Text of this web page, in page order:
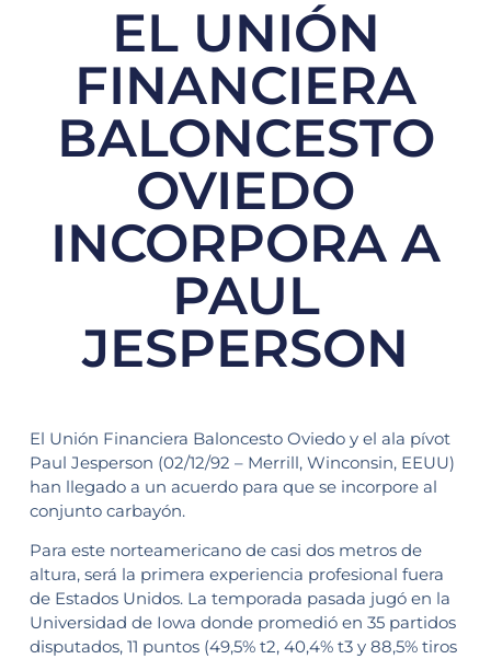
EL UNIÓN
FINANCIERA
BALONCESTO
OVIEDO
INCORPORA A
PAUL
JESPERSON
El Unión Financiera Baloncesto Oviedo y el ala pívot
Paul Jesperson (02/12/92 – Merrill, Winconsin, EEUU)
han llegado a un acuerdo para que se incorpore al
conjunto carbayón.
Para este norteamericano de casi dos metros de
altura, será la primera experiencia profesional fuera
de Estados Unidos. La temporada pasada jugó en la
Universidad de Iowa donde promedió en 35 partidos
disputados, 11 puntos (49,5% t2, 40,4% t3 y 88,5% tiros